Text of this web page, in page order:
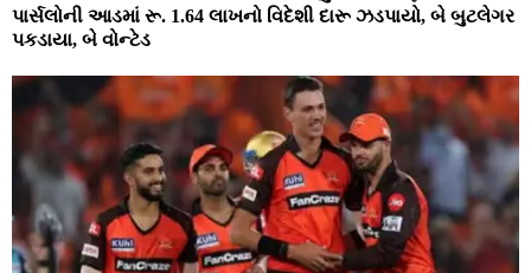
પાર્સલોની આડમાં રૂ. 1.64 લાખનો વિદેશી દારૂ ઝડપાયો, બે બુટલેગર
પકડાયા, બે વોન્ટેડ